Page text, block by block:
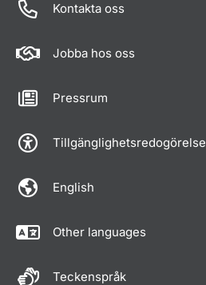
Kontakta oss
Jobba hos oss
Pressrum
Tillgänglighetsredogörelse
English
Other languages
Teckenspråk